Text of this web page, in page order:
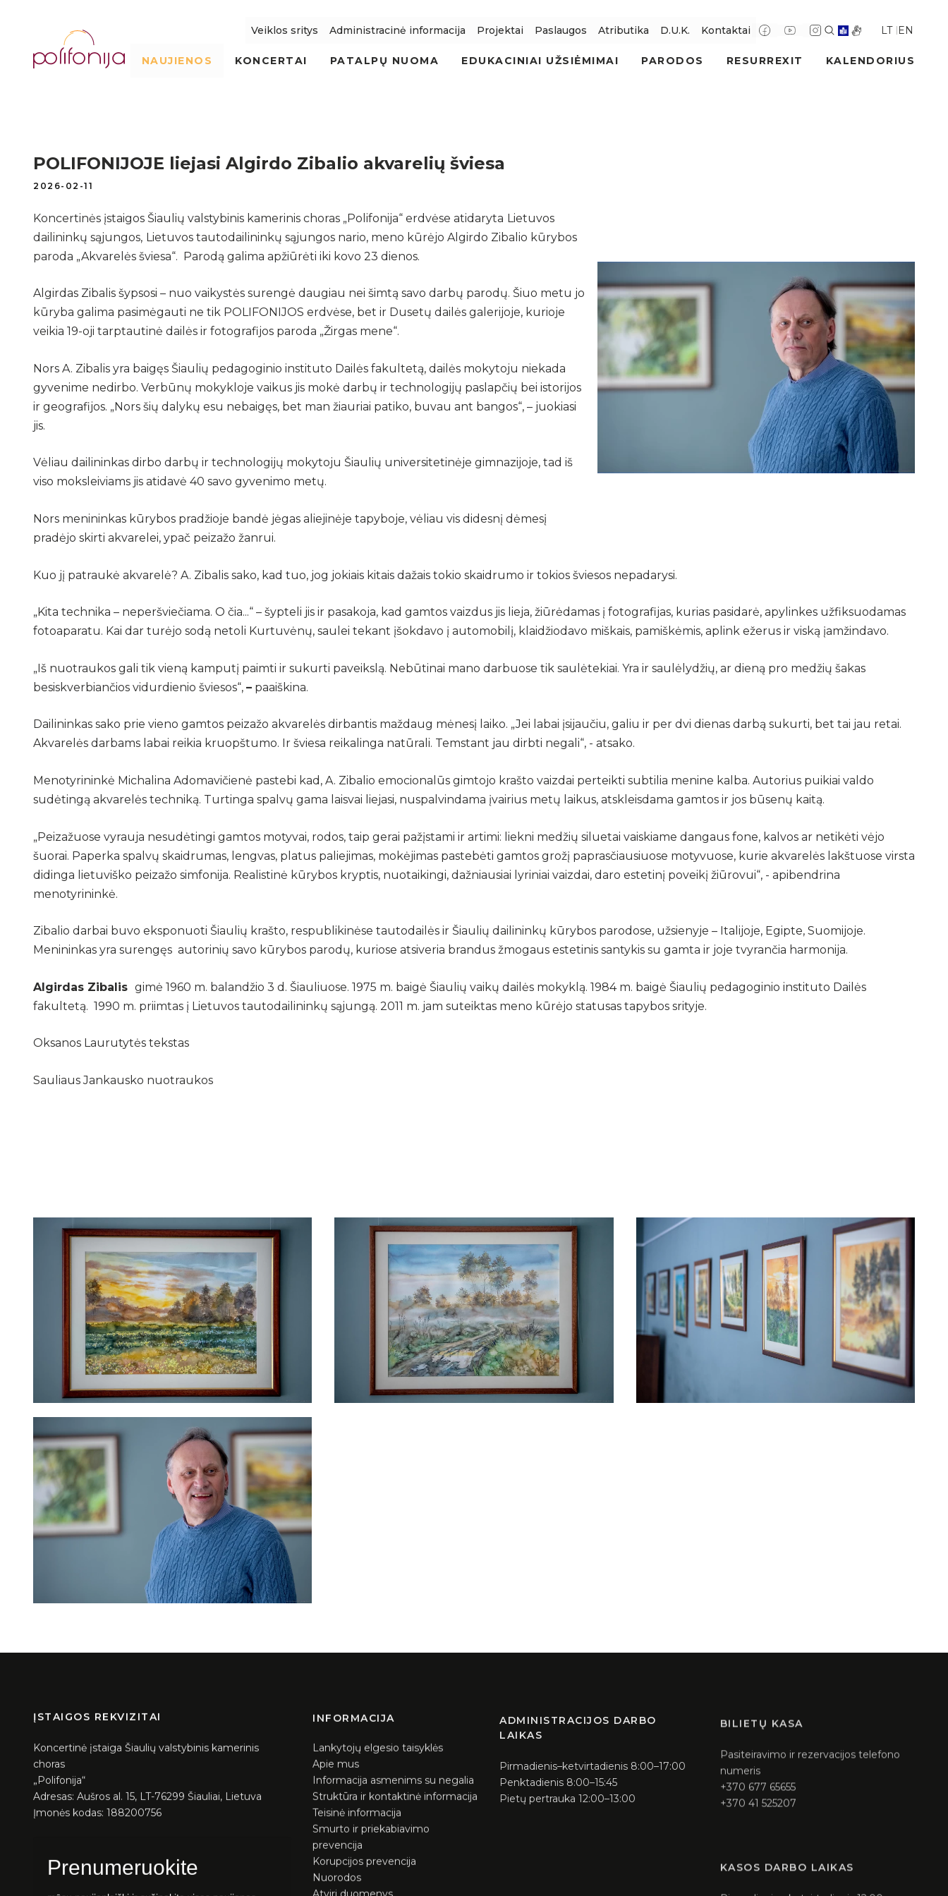
Veiklos sritys Administracinė informacija Projektai Paslaugos Atributika D.U.K. Kontaktai LT EN
NAUJIENOS KONCERTAI PATALPŲ NUOMA EDUKACINIAI UŽSIĖMIMAI PARODOS RESURREXIT KALENDORIUS
POLIFONIJOJE liejasi Algirdo Zibalio akvarelių šviesa
2026-02-11
Koncertinės įstaigos Šiaulių valstybinis kamerinis choras „Polifonija“ erdvėse atidaryta Lietuvos
dailininkų sąjungos, Lietuvos tautodailininkų sąjungos nario, meno kūrėjo Algirdo Zibalio kūrybos
paroda „Akvarelės šviesa“. Parodą galima apžiūrėti iki kovo 23 dienos.
Algirdas Zibalis šypsosi – nuo vaikystės surengė daugiau nei šimtą savo darbų parodų. Šiuo metu jo
kūryba galima pasimėgauti ne tik POLIFONIJOS erdvėse, bet ir Dusetų dailės galerijoje, kurioje
veikia 19-oji tarptautinė dailės ir fotografijos paroda „Žirgas mene“.
Nors A. Zibalis yra baigęs Šiaulių pedagoginio instituto Dailės fakultetą, dailės mokytoju niekada
gyvenime nedirbo. Verbūnų mokykloje vaikus jis mokė darbų ir technologijų paslapčių bei istorijos
ir geografijos. „Nors šių dalykų esu nebaigęs, bet man žiauriai patiko, buvau ant bangos“, – juokiasi
jis.
Vėliau dailininkas dirbo darbų ir technologijų mokytoju Šiaulių universitetinėje gimnazijoje, tad iš
viso moksleiviams jis atidavė 40 savo gyvenimo metų.
Nors menininkas kūrybos pradžioje bandė jėgas aliejinėje tapyboje, vėliau vis didesnį dėmesį
pradėjo skirti akvarelei, ypač peizažo žanrui.
Kuo jį patraukė akvarelė? A. Zibalis sako, kad tuo, jog jokiais kitais dažais tokio skaidrumo ir tokios šviesos nepadarysi.
„Kita technika – neperšviečiama. O čia...“ – šypteli jis ir pasakoja, kad gamtos vaizdus jis lieja, žiūrėdamas į fotografijas, kurias pasidarė, apylinkes užfiksuodamas
fotoaparatu. Kai dar turėjo sodą netoli Kurtuvėnų, saulei tekant įšokdavo į automobilį, klaidžiodavo miškais, pamiškėmis, aplink ežerus ir viską įamžindavo.
„Iš nuotraukos gali tik vieną kamputį paimti ir sukurti paveikslą. Nebūtinai mano darbuose tik saulėtekiai. Yra ir saulėlydžių, ar dieną pro medžių šakas
besiskverbiančios vidurdienio šviesos“, – paaiškina.
Dailininkas sako prie vieno gamtos peizažo akvarelės dirbantis maždaug mėnesį laiko. „Jei labai įsijaučiu, galiu ir per dvi dienas darbą sukurti, bet tai jau retai.
Akvarelės darbams labai reikia kruopštumo. Ir šviesa reikalinga natūrali. Temstant jau dirbti negali“, - atsako.
Menotyrininkė Michalina Adomavičienė pastebi kad, A. Zibalio emocionalūs gimtojo krašto vaizdai perteikti subtilia menine kalba. Autorius puikiai valdo
sudėtingą akvarelės techniką. Turtinga spalvų gama laisvai liejasi, nuspalvindama įvairius metų laikus, atskleisdama gamtos ir jos būsenų kaitą.
„Peizažuose vyrauja nesudėtingi gamtos motyvai, rodos, taip gerai pažįstami ir artimi: liekni medžių siluetai vaiskiame dangaus fone, kalvos ar netikėti vėjo
šuorai. Paperka spalvų skaidrumas, lengvas, platus paliejimas, mokėjimas pastebėti gamtos grožį paprasčiausiuose motyvuose, kurie akvarelės lakštuose virsta
didinga lietuviško peizažo simfonija. Realistinė kūrybos kryptis, nuotaikingi, dažniausiai lyriniai vaizdai, daro estetinį poveikį žiūrovui“, - apibendrina
menotyrininkė.
Zibalio darbai buvo eksponuoti Šiaulių krašto, respublikinėse tautodailės ir Šiaulių dailininkų kūrybos parodose, užsienyje – Italijoje, Egipte, Suomijoje.
Menininkas yra surengęs autorinių savo kūrybos parodų, kuriose atsiveria brandus žmogaus estetinis santykis su gamta ir joje tvyrančia harmonija.
Algirdas Zibalis gimė 1960 m. balandžio 3 d. Šiauliuose. 1975 m. baigė Šiaulių vaikų dailės mokyklą. 1984 m. baigė Šiaulių pedagoginio instituto Dailės
fakultetą. 1990 m. priimtas į Lietuvos tautodailininkų sąjungą. 2011 m. jam suteiktas meno kūrėjo statusas tapybos srityje.
Oksanos Laurutytės tekstas
Sauliaus Jankausko nuotraukos
ĮSTAIGOS REKVIZITAI
Koncertinė įstaiga Šiaulių valstybinis kamerinis
choras
„Polifonija“
Adresas: Aušros al. 15, LT-76299 Šiauliai, Lietuva
Įmonės kodas: 188200756
Prenumeruokite
INFORMACIJA
Lankytojų elgesio taisyklės
Apie mus
Informacija asmenims su negalia
Struktūra ir kontaktinė informacija
Teisinė informacija
Smurto ir priekabiavimo
prevencija
Korupcijos prevencija
Nuorodos
Atviri duomenys
ADMINISTRACIJOS DARBO
LAIKAS
Pirmadienis–ketvirtadienis 8:00–17:00
Penktadienis 8:00–15:45
Pietų pertrauka 12:00–13:00
Pasiteiravimo ir rezervacijos telefono
numeris
+370 677 65655
+370 41 525207
Pirmadienis – ketvirtadienis 12:00 –